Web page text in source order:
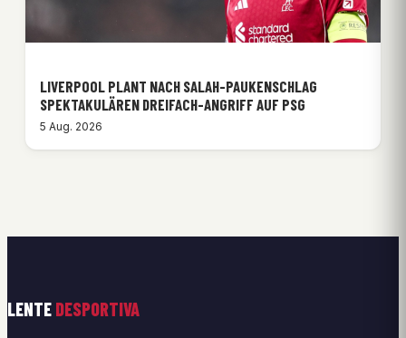
LIVERPOOL PLANT NACH SALAH-PAUKENSCHLAG
SPEKTAKULÄREN DREIFACH-ANGRIFF AUF PSG
5 Aug. 2026
LENTE DESPORTIVA